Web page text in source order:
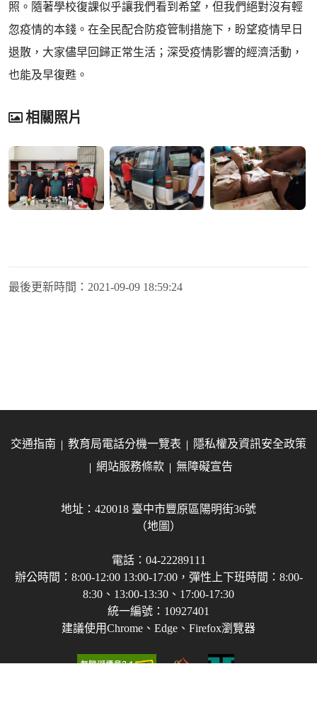
照。隨著學校復課似乎讓我們看到希望，但我們絕對沒有輕
忽疫情的本錢。在全民配合防疫管制措施下，盼望疫情早日
退散，大家儘早回歸正常生活；深受疫情影響的經濟活動，
也能及早復甦。
相關照片
最後更新時間： 2021-09-09 18:59:24
交通指南 教育局電話分機一覽表
隱私權及資訊安全政策
網站服務條款
無障礙宣告
地址：420018 臺中市豐原區陽明街36號
（地圖）
電話：04-22289111
辦公時間：8:00-12:00 13:00-17:00，彈性上下班時間：8:00-
8:30、13:00-13:30、17:00-17:30
統一編號：10927401
建議使用Chrome、Edge、Firefox瀏覽器